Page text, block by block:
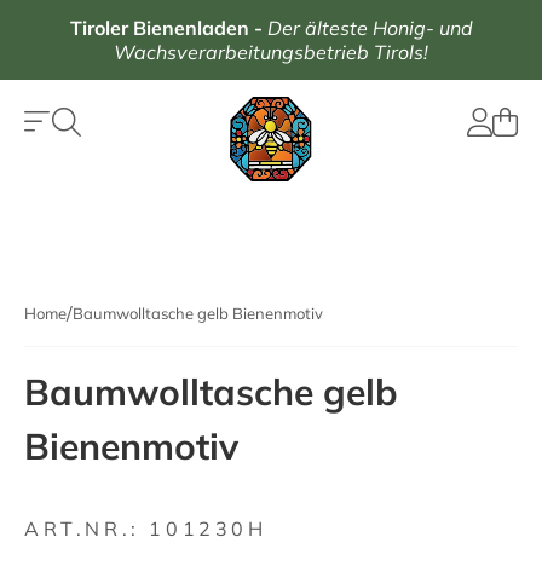
Tiroler Bienenladen - Der älteste Honig- und
Wachsverarbeitungsbetrieb Tirols!
Home Baumwolltasche gelb Bienenmotiv
Baumwolltasche gelb
Bienenmotiv
ART.NR.: 101230H